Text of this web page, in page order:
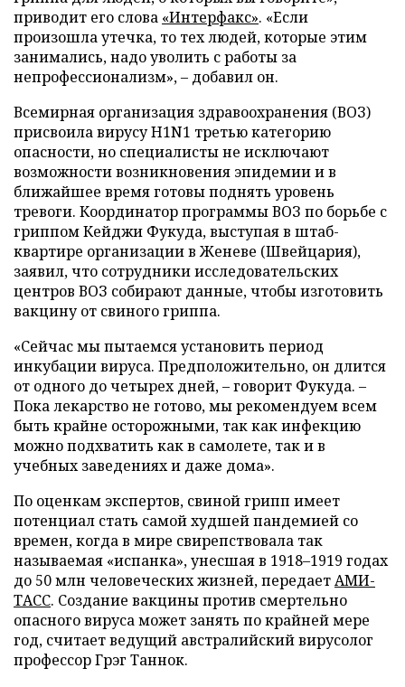
приводит его слова «Интерфакс». «Если
произошла утечка, то тех людей, которые этим
занимались, надо уволить с работы за
непрофессионализм», – добавил он.
Всемирная организация здравоохранения (ВОЗ)
присвоила вирусу H1N1 третью категорию
опасности, но специалисты не исключают
возможности возникновения эпидемии и в
ближайшее время готовы поднять уровень
тревоги. Координатор программы ВОЗ по борьбе с
гриппом Кейджи Фукуда, выступая в штаб-
квартире организации в Женеве (Швейцария),
заявил, что сотрудники исследовательских
центров ВОЗ собирают данные, чтобы изготовить
вакцину от свиного гриппа.
«Сейчас мы пытаемся установить период
инкубации вируса. Предположительно, он длится
от одного до четырех дней, – говорит Фукуда. –
Пока лекарство не готово, мы рекомендуем всем
быть крайне осторожными, так как инфекцию
можно подхватить как в самолете, так и в
учебных заведениях и даже дома».
По оценкам экспертов, свиной грипп имеет
потенциал стать самой худшей пандемией со
времен, когда в мире свирепствовала так
называемая «испанка», унесшая в 1918–1919 годах
до 50 млн человеческих жизней, передаетАМИ-
ТАСС. Создание вакцины против смертельно
опасного вируса может занять по крайней мере
год, считает ведущий австралийский вирусолог
профессор Грэг Таннок.